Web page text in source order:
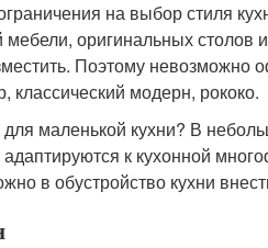
на выбор стиля
оригинальных столов
Поэтому невозможно
классический модерн, рококо.
для маленькой кухни? В
к кухонной
в обустройство кухни